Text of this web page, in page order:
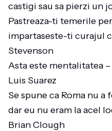
castigi sau sa pierzi un
Pastreaza-ti temerile
impartaseste-ti curajul
Stevenson
Asta este mentalitatea
Luis Suarez
Se spune ca Roma nu
dar eu nu eram la acel
Brian Clough